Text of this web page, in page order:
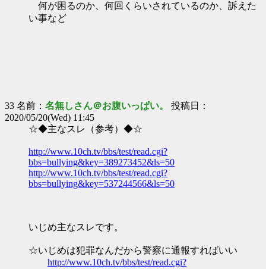
何が困るのか、何回くらいされているのか、訴えた
い事など
33 名前： 名無しさん＠お腹いっぱい。 投稿日：
2020/05/20(Wed) 11:45
☆◆主なスレ（参考）◆☆
http://www.10ch.tv/bbs/test/read.cgi?
bbs=bullying&key=389273452&ls=50
http://www.10ch.tv/bbs/test/read.cgi?
bbs=bullying&key=537244566&ls=50
いじめ主なスレです。
☆いじめは犯罪なんだから警察に通報すればいい
http://www.10ch.tv/bbs/test/read.cgi?